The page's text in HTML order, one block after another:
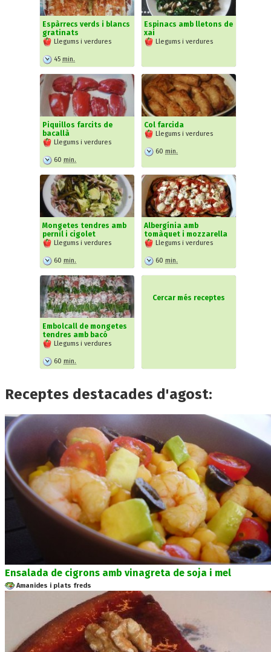
Espàrrecs verds i blancs
gratinats
Llegums i verdures
45 min.
Espinacs amb lletons de
xai
Llegums i verdures
Piquillos farcits de
bacallà
Llegums i verdures
60 min.
Col farcida
Llegums i verdures
60 min.
Mongetes tendres amb
pernil i cigolet
Llegums i verdures
60 min.
Albergínia amb
tomàquet i mozzarella
Llegums i verdures
60 min.
Embolcall de mongetes
tendres amb bacó
Llegums i verdures
60 min.
Cercar més receptes
Receptes destacades d'agost:
Ensalada de cigrons amb vinagreta de soja i mel
Amanides i plats freds